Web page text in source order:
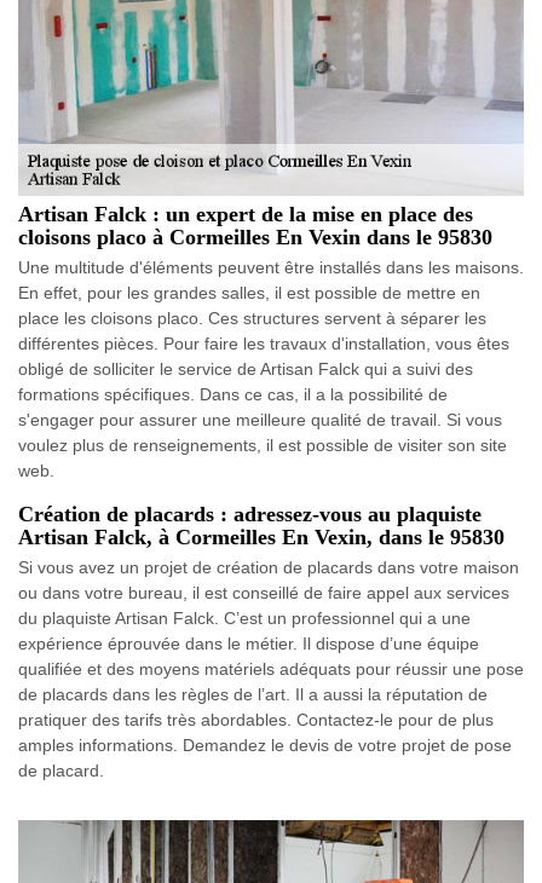
Artisan Falck : un expert de la mise en place des
cloisons placo à Cormeilles En Vexin dans le 95830
Une multitude d'éléments peuvent être installés dans les maisons.
En effet, pour les grandes salles, il est possible de mettre en
place les cloisons placo. Ces structures servent à séparer les
différentes pièces. Pour faire les travaux d'installation, vous êtes
obligé de solliciter le service de Artisan Falck qui a suivi des
formations spécifiques. Dans ce cas, il a la possibilité de
s'engager pour assurer une meilleure qualité de travail. Si vous
voulez plus de renseignements, il est possible de visiter son site
web.
Création de placards : adressez-vous au plaquiste
Artisan Falck, à Cormeilles En Vexin, dans le 95830
Si vous avez un projet de création de placards dans votre maison
ou dans votre bureau, il est conseillé de faire appel aux services
du plaquiste Artisan Falck. C’est un professionnel qui a une
expérience éprouvée dans le métier. Il dispose d’une équipe
qualifiée et des moyens matériels adéquats pour réussir une pose
de placards dans les règles de l’art. Il a aussi la réputation de
pratiquer des tarifs très abordables. Contactez-le pour de plus
amples informations. Demandez le devis de votre projet de pose
de placard.